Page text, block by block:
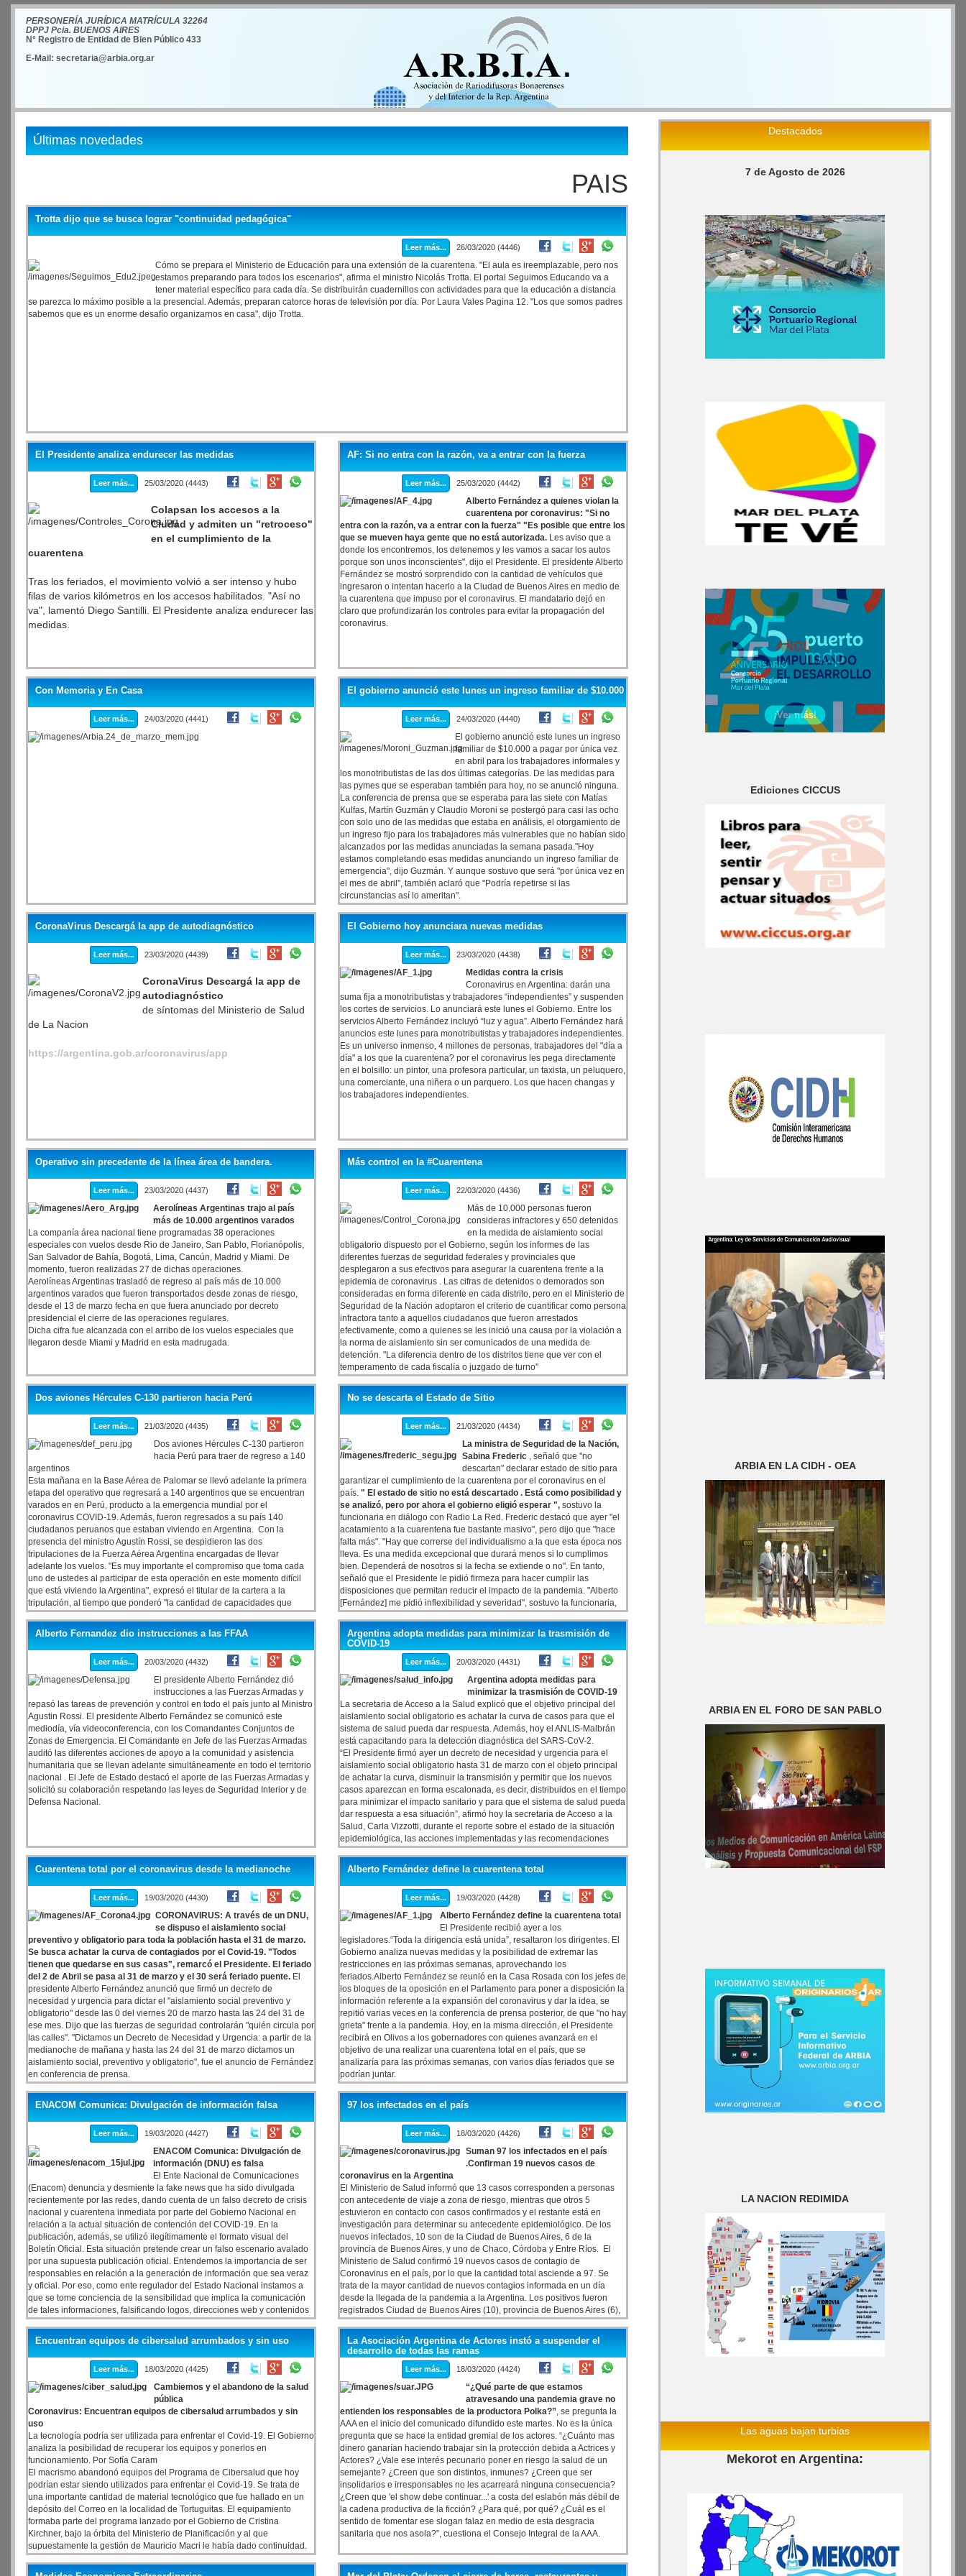
PERSONERÍA JURÍDICA MATRÍCULA 32264
DPPJ Pcia. BUENOS AIRES
N° Registro de Entidad de Bien Público 433
E-Mail: secretaria@arbia.org.ar
Últimas novedades
PAIS
Trotta dijo que se busca lograr "continuidad pedagógica"
Leer más... 26/03/2020 (4446)
Cómo se prepara el Ministerio de Educación para una extensión de la cuarentena. "El aula es ireemplazable, pero nos
estamos preparando para todos los escenarios", afirma el ministro Nicolás Trotta. El portal Seguimos Educando va a
tener material específico para cada día. Se distribuirán cuadernillos con actividades para que la educación a distancia
se parezca lo máximo posible a la presencial. Además, preparan catorce horas de televisión por día. Por Laura Vales Pagina 12. "Los que somos padres
sabemos que es un enorme desafío organizarnos en casa", dijo Trotta.
El Presidente analiza endurecer las medidas
Leer más... 25/03/2020 (4443)
Colapsan los accesos a la
Ciudad y admiten un "retroceso"
en el cumplimiento de la
cuarentena
Tras los feriados, el movimiento volvió a ser intenso y hubo
filas de varios kilómetros en los accesos habilitados. "Así no
va", lamentó Diego Santilli. El Presidente analiza endurecer las
medidas.
AF: Si no entra con la razón, va a entrar con la fuerza
Leer más... 25/03/2020 (4442)
Alberto Fernández a quienes violan la
cuarentena por coronavirus: "Si no
entra con la razón, va a entrar con la fuerza" "Es posible que entre los
que se mueven haya gente que no está autorizada. Les aviso que a
donde los encontremos, los detenemos y les vamos a sacar los autos
porque son unos inconscientes", dijo el Presidente. El presidente Alberto
Fernández se mostró sorprendido con la cantidad de vehículos que
ingresaron o intentan hacerlo a la Ciudad de Buenos Aires en medio de
la cuarentena que impuso por el coronavirus. El mandatario dejó en
claro que profundizarán los controles para evitar la propagación del
coronavirus.
Con Memoria y En Casa
Leer más... 24/03/2020 (4441)
El gobierno anunció este lunes un ingreso familiar de $10.000
Leer más... 24/03/2020 (4440)
El gobierno anunció este lunes un ingreso
familiar de $10.000 a pagar por única vez
en abril para los trabajadores informales y
los monotributistas de las dos últimas categorías. De las medidas para
las pymes que se esperaban también para hoy, no se anunció ninguna.
La conferencia de prensa que se esperaba para las siete con Matías
Kulfas, Martín Guzmán y Claudio Moroni se postergó para casi las ocho
con solo uno de las medidas que estaba en análisis, el otorgamiento de
un ingreso fijo para los trabajadores más vulnerables que no habían sido
alcanzados por las medidas anunciadas la semana pasada."Hoy
estamos completando esas medidas anunciando un ingreso familiar de
emergencia", dijo Guzmán. Y aunque sostuvo que será "por única vez en
el mes de abril", también aclaró que "Podría repetirse si las
circunstancias así lo ameritan".
CoronaVirus Descargá la app de autodiagnóstico
Leer más... 23/03/2020 (4439)
CoronaVirus Descargá la app de
autodiagnóstico
de síntomas del Ministerio de Salud
de La Nacion
https://argentina.gob.ar/coronavirus/app
El Gobierno hoy anunciara nuevas medidas
Leer más... 23/03/2020 (4438)
Medidas contra la crisis
Coronavirus en Argentina: darán una
suma fija a monotributistas y trabajadores “independientes” y suspenden
los cortes de servicios. Lo anunciará este lunes el Gobierno. Entre los
servicios Alberto Fernández incluyó “luz y agua”. Alberto Fernández hará
anuncios este lunes para monotributistas y trabajadores independientes.
Es un universo inmenso, 4 millones de personas, trabajadores del "día a
día" a los que la cuarentena? por el coronavirus les pega directamente
en el bolsillo: un pintor, una profesora particular, un taxista, un peluquero,
una comerciante, una niñera o un parquero. Los que hacen changas y
los trabajadores independientes.
Operativo sin precedente de la línea área de bandera.
Leer más... 23/03/2020 (4437)
Aerolíneas Argentinas trajo al país
más de 10.000 argentinos varados
La companía área nacional tiene programadas 38 operaciones
especiales con vuelos desde Rio de Janeiro, San Pablo, Florianópolis,
San Salvador de Bahía, Bogotá, Lima, Cancún, Madrid y Miami. De
momento, fueron realizadas 27 de dichas operaciones.
Aerolíneas Argentinas trasladó de regreso al país más de 10.000
argentinos varados que fueron transportados desde zonas de riesgo,
desde el 13 de marzo fecha en que fuera anunciado por decreto
presidencial el cierre de las operaciones regulares.
Dicha cifra fue alcanzada con el arribo de los vuelos especiales que
llegaron desde Miami y Madrid en esta madrugada.
Más control en la #Cuarentena
Leer más... 22/03/2020 (4436)
Más de 10.000 personas fueron
consideras infractores y 650 detenidos
en la medida de aislamiento social
obligatorio dispuesto por el Gobierno, según los informes de las
diferentes fuerzas de seguridad federales y provinciales que
desplegaron a sus efectivos para asegurar la cuarentena frente a la
epidemia de coronavirus . Las cifras de detenidos o demorados son
consideradas en forma diferente en cada distrito, pero en el Ministerio de
Seguridad de la Nación adoptaron el criterio de cuantificar como persona
infractora tanto a aquellos ciudadanos que fueron arrestados
efectivamente, como a quienes se les inició una causa por la violación a
la norma de aislamiento sin ser comunicados de una medida de
detención. "La diferencia dentro de los distritos tiene que ver con el
temperamento de cada fiscalía o juzgado de turno"
Dos aviones Hércules C-130 partieron hacia Perú
Leer más... 21/03/2020 (4435)
Dos aviones Hércules C-130 partieron
hacia Perú para traer de regreso a 140
argentinos
Esta mañana en la Base Aérea de Palomar se llevó adelante la primera
etapa del operativo que regresará a 140 argentinos que se encuentran
varados en en Perú, producto a la emergencia mundial por el
coronavirus COVID-19. Además, fueron regresados a su país 140
ciudadanos peruanos que estaban viviendo en Argentina. Con la
presencia del ministro Agustín Rossi, se despidieron las dos
tripulaciones de la Fuerza Aérea Argentina encargadas de llevar
adelante los vuelos. "Es muy importante el compromiso que toma cada
uno de ustedes al participar de esta operación en este momento difícil
que está viviendo la Argentina", expresó el titular de la cartera a la
tripulación, al tiempo que ponderó "la cantidad de capacidades que
tienen las Fuerzas Armadas argentinas"
No se descarta el Estado de Sitio
Leer más... 21/03/2020 (4434)
La ministra de Seguridad de la Nación,
Sabina Frederic , señaló que "no
descartan" declarar estado de sitio para
garantizar el cumplimiento de la cuarentena por el coronavirus en el
país. " El estado de sitio no está descartado . Está como posibilidad y
se analizó, pero por ahora el gobierno eligió esperar ", sostuvo la
funcionaria en diálogo con Radio La Red. Frederic destacó que ayer "el
acatamiento a la cuarentena fue bastante masivo", pero dijo que "hace
falta más". "Hay que correrse del individualismo a la que esta época nos
lleva. Es una medida excepcional que durará menos si lo cumplimos
bien. Dependerá de nosotros si la fecha se extiende o no". En tanto,
señaló que el Presidente le pidió firmeza para hacer cumplir las
disposiciones que permitan reducir el impacto de la pandemia. "Alberto
[Fernández] me pidió inflexibilidad y severidad", sostuvo la funcionaria,
en diálogo con CNN radio. "Tenemos facultad para intervenir con todas
las fuerzas nacionales y hacer cumplir la cuarentena", aseguró.
Alberto Fernandez dio instrucciones a las FFAA
Leer más... 20/03/2020 (4432)
El presidente Alberto Fernández dió
instrucciones a las Fuerzas Armadas y
repasó las tareas de prevención y control en todo el país junto al Ministro
Agustin Rossi. El presidente Alberto Fernández se comunicó este
mediodía, vía videoconferencia, con los Comandantes Conjuntos de
Zonas de Emergencia. El Comandante en Jefe de las Fuerzas Armadas
auditó las diferentes acciones de apoyo a la comunidad y asistencia
humanitaria que se llevan adelante simultáneamente en todo el territorio
nacional . El Jefe de Estado destacó el aporte de las Fuerzas Armadas y
solicitó su colaboración respetando las leyes de Seguridad Interior y de
Defensa Nacional.
Argentina adopta medidas para minimizar la trasmisión de
COVID-19
Leer más... 20/03/2020 (4431)
Argentina adopta medidas para
minimizar la trasmisión de COVID-19
La secretaria de Acceso a la Salud explicó que el objetivo principal del
aislamiento social obligatorio es achatar la curva de casos para que el
sistema de salud pueda dar respuesta. Además, hoy el ANLIS-Malbrán
está capacitando para la detección diagnóstica del SARS-CoV-2.
“El Presidente firmó ayer un decreto de necesidad y urgencia para el
aislamiento social obligatorio hasta 31 de marzo con el objeto principal
de achatar la curva, disminuir la transmisión y permitir que los nuevos
casos aparezcan en forma escalonada, es decir, distribuidos en el tiempo
para minimizar el impacto sanitario y para que el sistema de salud pueda
dar respuesta a esa situación”, afirmó hoy la secretaria de Acceso a la
Salud, Carla Vizzotti, durante el reporte sobre el estado de la situación
epidemiológica, las acciones implementadas y las recomendaciones
frente a la emergencia por el nuevo coronavirus.
Cuarentena total por el coronavirus desde la medianoche
Leer más... 19/03/2020 (4430)
CORONAVIRUS: A través de un DNU,
se dispuso el aislamiento social
preventivo y obligatorio para toda la población hasta el 31 de marzo.
Se busca achatar la curva de contagiados por el Covid-19. "Todos
tienen que quedarse en sus casas", remarcó el Presidente. El feriado
del 2 de Abril se pasa al 31 de marzo y el 30 será feriado puente. El
presidente Alberto Fernández anunció que firmó un decreto de
necesidad y urgencia para dictar el "aislamiento social preventivo y
obligatorio" desde las 0 del viernes 20 de marzo hasta las 24 del 31 de
ese mes. Dijo que las fuerzas de seguridad controlarán "quién circula por
las calles". "Dictamos un Decreto de Necesidad y Urgencia: a partir de la
medianoche de mañana y hasta las 24 del 31 de marzo dictamos un
aislamiento social, preventivo y obligatorio", fue el anuncio de Fernández
en conferencia de prensa.
Alberto Fernández define la cuarentena total
Leer más... 19/03/2020 (4428)
Alberto Fernández define la cuarentena total
El Presidente recibió ayer a los
legisladores.“Toda la dirigencia está unida”, resaltaron los dirigentes. El
Gobierno analiza nuevas medidas y la posibilidad de extremar las
restricciones en las próximas semanas, aprovechando los
feriados.Alberto Fernández se reunió en la Casa Rosada con los jefes de
los bloques de la oposición en el Parlamento para poner a disposición la
información referente a la expansión del coronavirus y dar la idea, se
repitió varias veces en la conferencia de prensa posterior, de que "no hay
grieta" frente a la pandemia. Hoy, en la misma dirección, el Presidente
recibirá en Olivos a los gobernadores con quienes avanzará en el
objetivo de una realizar una cuarentena total en el país, que se
analizaría para las próximas semanas, con varios días feriados que se
podrían juntar.
ENACOM Comunica: Divulgación de información falsa
Leer más... 19/03/2020 (4427)
ENACOM Comunica: Divulgación de
información (DNU) es falsa
El Ente Nacional de Comunicaciones
(Enacom) denuncia y desmiente la fake news que ha sido divulgada
recientemente por las redes, dando cuenta de un falso decreto de crisis
nacional y cuarentena inmediata por parte del Gobierno Nacional en
relación a la actual situación de contención del COVID-19. En la
publicación, además, se utilizó ilegítimamente el formato visual del
Boletín Oficial. Esta situación pretende crear un falso escenario avalado
por una supuesta publicación oficial. Entendemos la importancia de ser
responsables en relación a la generación de información que sea veraz
y oficial. Por eso, como ente regulador del Estado Nacional instamos a
que se tome conciencia de la sensibilidad que implica la comunicación
de tales informaciones, falsificando logos, direcciones web y contenidos
del Gobierno Nacional. En tal sentido, solicitamos también la
colaboración de los medios para evitar la propagación de noticias falsas.
Retomando lo expresado por el presidente Alberto Fernández, a la
epidemia mundial del coronavirus la combatimos juntos ya que
#Noesporvosesportodos.
97 los infectados en el país
Leer más... 18/03/2020 (4426)
Suman 97 los infectados en el país
.Confirman 19 nuevos casos de
coronavirus en la Argentina
El Ministerio de Salud informó que 13 casos corresponden a personas
con antecedente de viaje a zona de riesgo, mientras que otros 5
estuvieron en contacto con casos confirmados y el restante está en
investigación para determinar su antecedente epidemiológico. De los
nuevos infectados, 10 son de la Ciudad de Buenos Aires, 6 de la
provincia de Buenos Aires, y uno de Chaco, Córdoba y Entre Ríos. El
Ministerio de Salud confirmó 19 nuevos casos de contagio de
Coronavirus en el país, por lo que la cantidad total asciende a 97. Se
trata de la mayor cantidad de nuevos contagios informada en un día
desde la llegada de la pandemia a la Argentina. Los positivos fueron
registrados Ciudad de Buenos Aires (10), provincia de Buenos Aires (6),
Córdoba (1), Chaco (1) y Entre Ríos (1).
Encuentran equipos de cibersalud arrumbados y sin uso
Leer más... 18/03/2020 (4425)
Cambiemos y el abandono de la salud
pública
Coronavirus: Encuentran equipos de cibersalud arrumbados y sin
uso
La tecnología podría ser utilizada para enfrentar el Covid-19. El Gobierno
analiza la posibilidad de recuperar los equipos y ponerlos en
funcionamiento. Por Sofía Caram
El macrismo abandonó equipos del Programa de Cibersalud que hoy
podrían estar siendo utilizados para enfrentar el Covid-19. Se trata de
una importante cantidad de material tecnológico que fue hallado en un
depósito del Correo en la localidad de Tortuguitas. El equipamiento
formaba parte del programa lanzado por el Gobierno de Cristina
Kirchner, bajo la órbita del Ministerio de Planificación y al que
supuestamente la gestión de Mauricio Macri le había dado continuidad.
La Asociación Argentina de Actores instó a suspender el
desarrollo de todas las ramas
Leer más... 18/03/2020 (4424)
“¿Qué parte de que estamos
atravesando una pandemia grave no
entienden los responsables de la productora Polka?”, se pregunta la
AAA en el inicio del comunicado difundido este martes. No es la única
pregunta que se hace la entidad gremial de los actores. “¿Cuánto mas
dinero ganarían haciendo trabajar sin la protección debida a Actrices y
Actores? ¿Vale ese interés pecunario poner en riesgo la salud de un
semejante? ¿Creen que son distintos, inmunes? ¿Creen que ser
insolidarios e irresponsables no les acarreará ninguna consecuencia?
¿Creen que 'el show debe continuar...' a costa del eslabón más débil de
la cadena productiva de la ficción? ¿Para qué, por qué? ¿Cuál es el
sentido de fomentar ese slogan falaz en medio de esta desgracia
sanitaria que nos asola?”, cuestiona el Consejo Integral de la AAA.
Destacados
7 de Agosto de 2026
Ediciones CICCUS
ARBIA EN LA CIDH - OEA
ARBIA EN EL FORO DE SAN PABLO
LA NACION REDIMIDA
Las aguas bajan turbias
Mekorot en Argentina: